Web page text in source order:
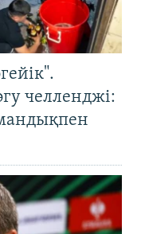
челленджі: